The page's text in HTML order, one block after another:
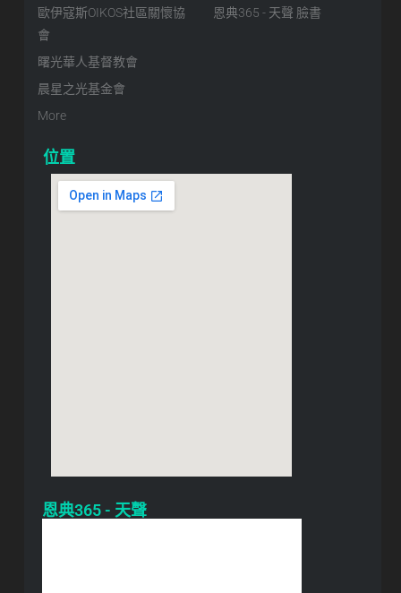
歐伊寇斯OIKOS社區關懷協
會
曙光華人基督教會
晨星之光基金會
More
恩典365 - 天聲 臉書
位置
恩典365 - 天聲